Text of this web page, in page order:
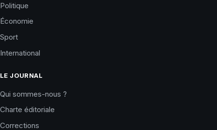
Politique
Économie
Sport
International
LE JOURNAL
Qui sommes-nous ?
Charte éditoriale
Corrections